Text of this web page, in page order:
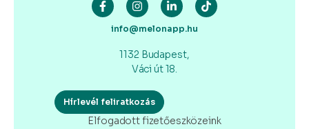
info@melonapp.hu
1132 Budapest,
Váci út 18.
Hírlevél feliratkozás
Elfogadott fizetőeszközeink